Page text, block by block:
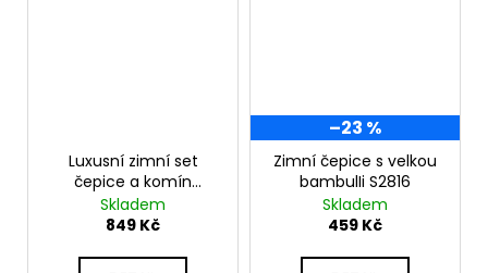
Luxusní zimní set
čepice a komín
WOOL-GAJA
Skladem
849 Kč
–23 %
Zimní čepice s velkou
bambulIi S2816
Skladem
459 Kč